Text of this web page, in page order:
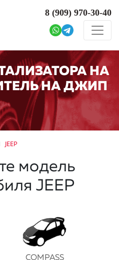
8 (909) 970-30-40
НА
НА ДЖИП
JEEP
модель
JEEP
COMPASS